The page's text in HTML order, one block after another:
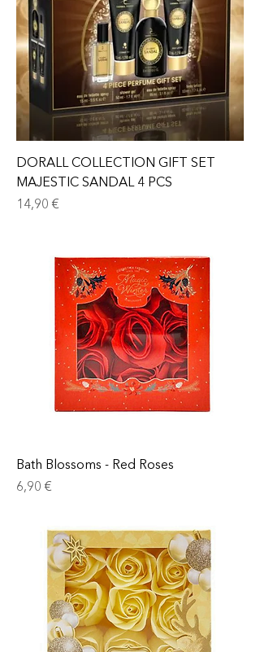
DORALL COLLECTION GIFT SET
MAJESTIC SANDAL 4 PCS
Prix
14,90 €
Bath Blossoms - Red Roses
Prix
6,90 €